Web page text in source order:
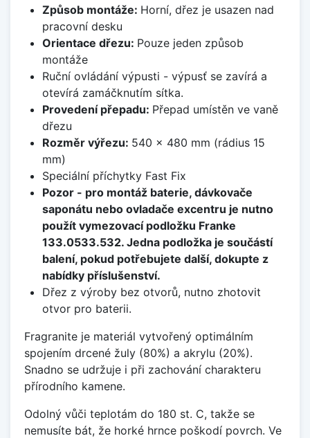
Způsob montáže: Horní, dřez je usazen nad
pracovní desku
Orientace dřezu: Pouze jeden způsob
montáže
Ruční ovládání výpusti - výpusť se zavírá a
otevírá zamáčknutím sítka.
Provedení přepadu: Přepad umístěn ve vaně
dřezu
Rozměr výřezu: 540 x 480 mm (rádius 15
mm)
Speciální příchytky Fast Fix
Pozor - pro montáž baterie, dávkovače
saponátu nebo ovladače excentru je nutno
použít vymezovací podložku Franke
133.0533.532. Jedna podložka je součástí
balení, pokud potřebujete další, dokupte z
nabídky příslušenství.
Dřez z výroby bez otvorů, nutno zhotovit
otvor pro baterii.
Fragranite je materiál vytvořený optimálním
spojením drcené žuly (80%) a akrylu (20%).
Snadno se udržuje i při zachování charakteru
přírodního kamene.
Odolný vůči teplotám do 180 st. C, takže se
nemusíte bát, že horké hrnce poškodí povrch. Ve